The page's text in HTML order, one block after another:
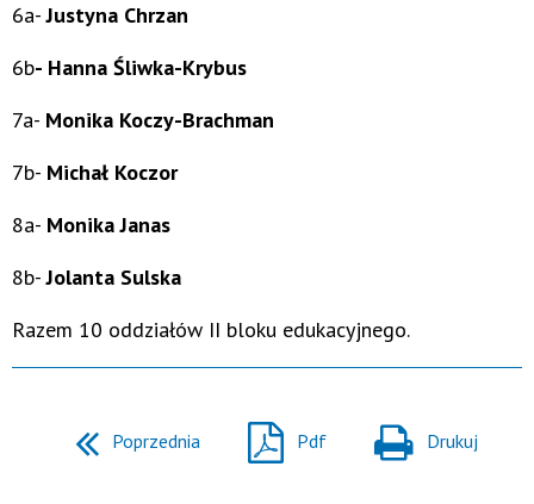
6a-Justyna Chrzan
6b- Hanna Śliwka-Krybus
7a- Monika Koczy-Brachman
7b- Michał Koczor
8a- Monika Janas
8b-Jolanta Sulska
Razem 10 oddziałów II bloku edukacyjnego.
Poprzednia Pdf Drukuj